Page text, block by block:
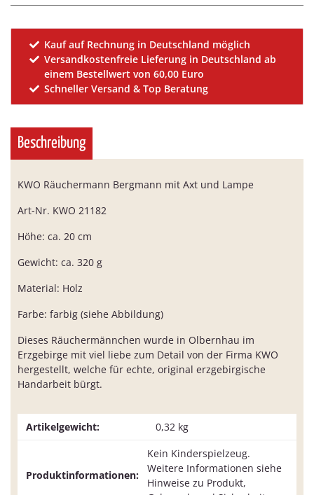
Kauf auf Rechnung in Deutschland möglich
Versandkostenfreie Lieferung in Deutschland ab
einem Bestellwert von 60,00 Euro
Schneller Versand & Top Beratung
Beschreibung
KWO Räuchermann Bergmann mit Axt und Lampe
Art-Nr. KWO 21182
Höhe: ca. 20 cm
Gewicht: ca. 320 g
Material: Holz
Farbe: farbig (siehe Abbildung)
Dieses Räuchermännchen wurde in Olbernhau im
Erzgebirge mit viel liebe zum Detail von der Firma KWO
hergestellt, welche für echte, original erzgebirgische
Handarbeit bürgt.
Artikelgewicht: 0,32 kg
Produktinformationen:
Kein Kinderspielzeug.
Weitere Informationen siehe
Hinweise zu Produkt,